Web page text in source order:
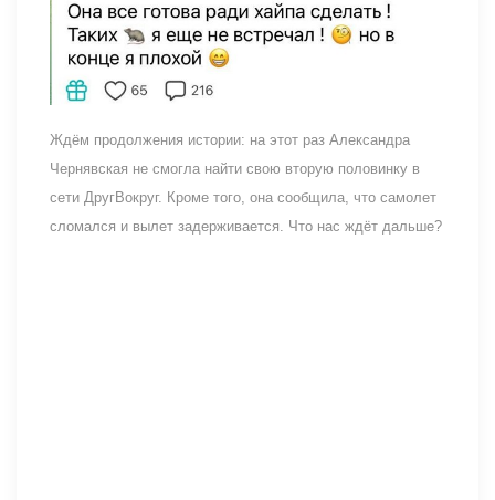
Ждём продолжения истории: на этот раз Александра
Чернявская не смогла найти свою вторую половинку в
сети ДругВокруг. Кроме того, она сообщила, что самолет
сломался и вылет задерживается. Что нас ждёт дальше?